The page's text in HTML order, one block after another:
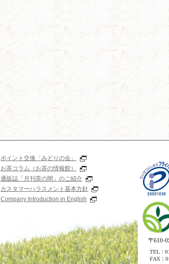
ポイント交換「みどりの会」
お茶コラム（お茶の情報館）
通販誌「月刊茶の間」のご紹介
カスタマーハラスメント基本方針
Company Introduction in English